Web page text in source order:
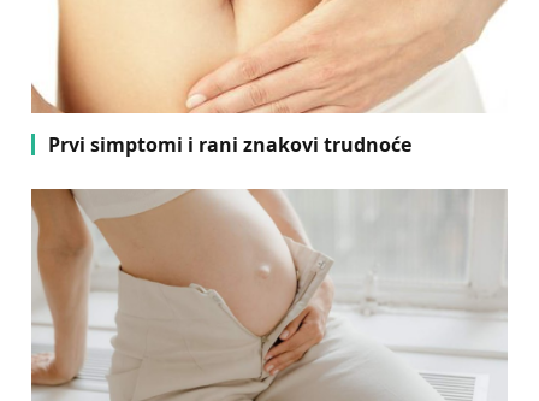
Prvi simptomi i rani znakovi trudnoće